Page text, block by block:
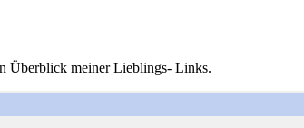
Überblick meiner Lieblings- Links.